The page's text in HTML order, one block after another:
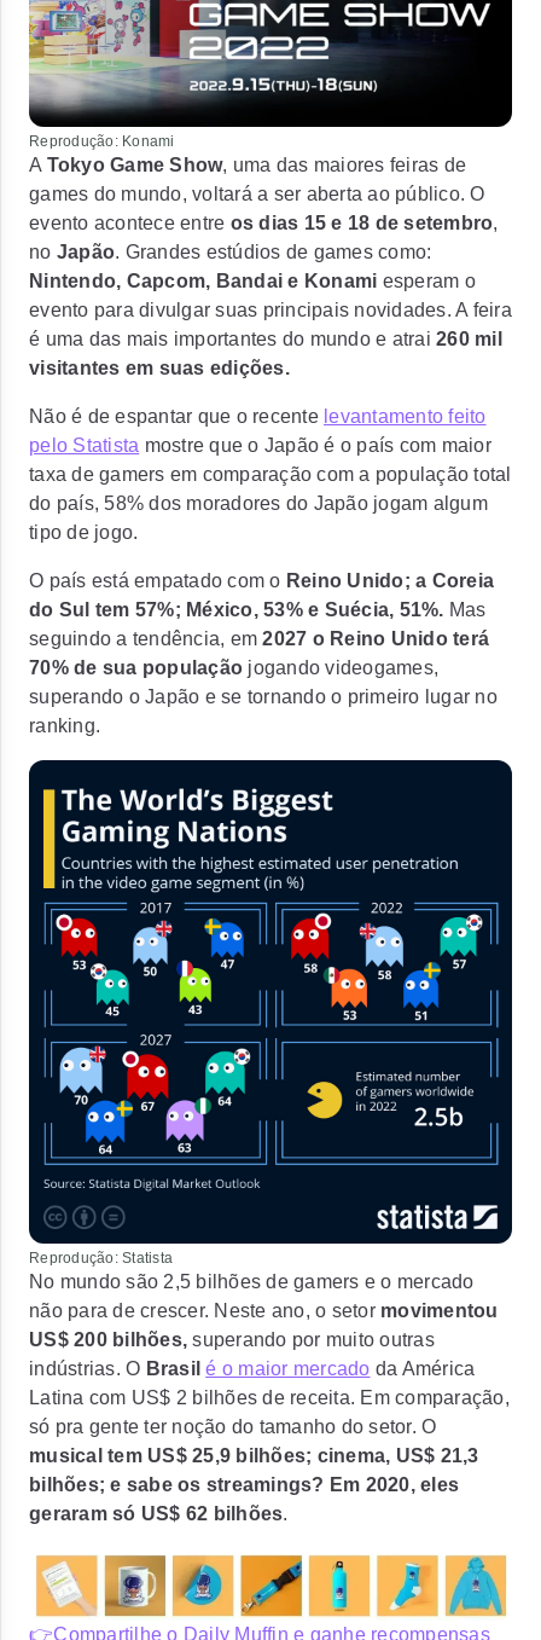
Reprodução: Konami
A Tokyo Game Show, uma das maiores feiras de
games do mundo, voltará a ser aberta ao público. O
evento acontece entre os dias 15 e 18 de setembro,
no Japão. Grandes estúdios de games como:
Nintendo, Capcom, Bandai e Konami esperam o
evento para divulgar suas principais novidades. A feira
é uma das mais importantes do mundo e atrai 260 mil
visitantes em suas edições.
Não é de espantar que o recente levantamento feito
pelo Statista mostre que o Japão é o país com maior
taxa de gamers em comparação com a população total
do país,58% dos moradores do Japão jogam algum
tipo de jogo.
O país está empatado com o Reino Unido; a Coreia
do Sul tem 57%; México, 53% e Suécia, 51%. Mas
seguindo a tendência, em2027 o Reino Unido terá
70% de sua população jogando videogames,
superando o Japão e se tornando o primeiro lugar no
ranking.
Reprodução: Statista
No mundo são 2,5 bilhões de gamers e o mercado
não para de crescer. Neste ano, o setor movimentou
US$ 200 bilhões, superando por muito outras
indústrias. O Brasil é o maior mercado da América
Latina com US$ 2 bilhões de receita. Em comparação,
só pra gente ter noção do tamanho do setor. O
musical tem US$ 25,9 bilhões; cinema, US$ 21,3
bilhões; e sabe os streamings? Em 2020, eles
geraram só US$ 62 bilhões.
👉Compartilhe o Daily Muffin e ganhe recompensas